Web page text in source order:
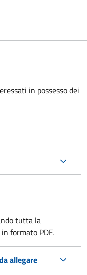
in possesso dei
tutta la
formato PDF.
allegare